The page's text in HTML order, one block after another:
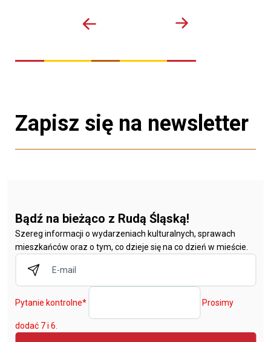
Zapisz się na newsletter
Bądź na bieżąco z Rudą Śląską!
Szereg informacji o wydarzeniach kulturalnych, sprawach
mieszkańców oraz o tym, co dzieje się na co dzień w mieście.
Pytanie kontrolne* Prosimy
dodać 7 i 6.